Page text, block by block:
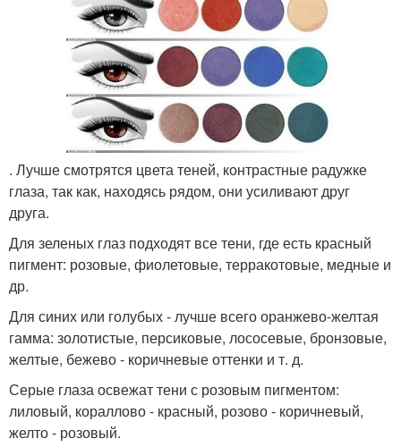
. Лучше смотрятся цвета теней, контрастные радужке
глаза, так как, находясь рядом, они усиливают друг
друга.
Для зеленых глаз подходят все тени, где есть красный
пигмент: розовые, фиолетовые, терракотовые, медные и
др.
Для синих или голубых - лучше всего оранжево-желтая
гамма: золотистые, персиковые, лососевые, бронзовые,
желтые, бежево - коричневые оттенки и т. д.
Серые глаза освежат тени с розовым пигментом:
лиловый, кораллово - красный, розово - коричневый,
желто - розовый.